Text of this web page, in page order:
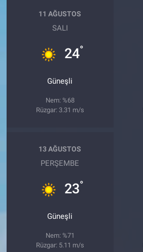
11 AĞUSTOS
SALI
24°
Güneşli
Nem: %68
Rüzgar: 3.31 m/s
13 AĞUSTOS
PERŞEMBE
23°
Güneşli
Nem: %71
Rüzgar: 5.11 m/s